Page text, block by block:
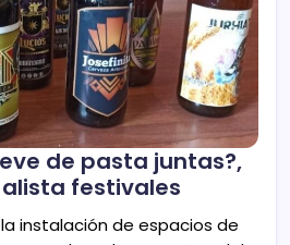
de pasta juntas?,
festivales
instalación de espacios de